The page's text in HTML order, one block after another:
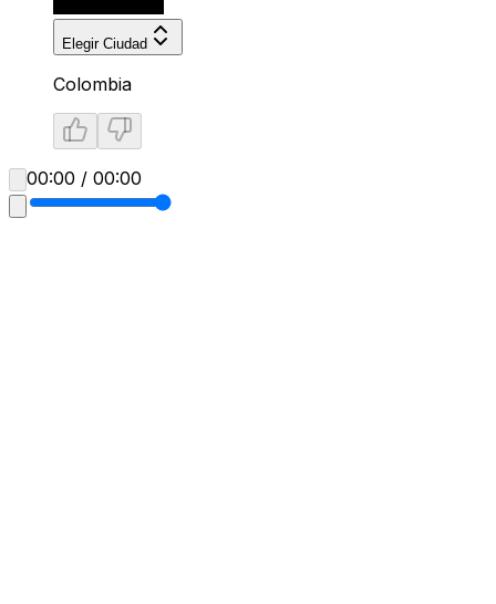
Elegir Ciudad
Colombia
00:00 / 00:00